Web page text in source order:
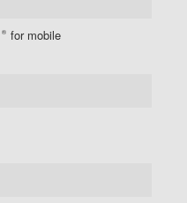
® for mobile